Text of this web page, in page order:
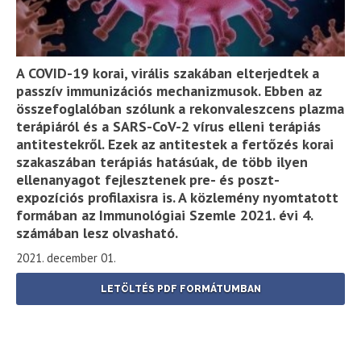
A COVID-19 korai, virális szakában elterjedtek a
passzív immunizációs mechanizmusok. Ebben az
összefoglalóban szólunk a rekonvaleszcens plazma
terápiáról és a SARS-CoV-2 vírus elleni terápiás
antitestekről. Ezek az antitestek a fertőzés korai
szakaszában terápiás hatásúak, de több ilyen
ellenanyagot fejlesztenek pre- és poszt-
expozíciós profilaxisra is. A közlemény nyomtatott
formában az Immunológiai Szemle 2021. évi 4.
számában lesz olvasható.
2021. december 01.
LETÖLTÉS PDF FORMÁTUMBAN